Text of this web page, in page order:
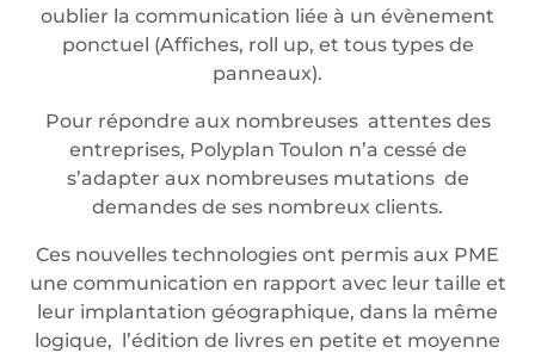
oublier la communication liée à un évènement
ponctuel (Affiches, roll up, et tous types de
panneaux).
Pour répondre aux nombreuses attentes des
entreprises, Polyplan Toulon n’a cessé de
s’adapter aux nombreuses mutations de
demandes de ses nombreux clients.
Ces nouvelles technologies ont permis aux PME
une communication en rapport avec leur taille et
leur implantation géographique, dans la même
logique, l’édition de livres en petite et moyenne